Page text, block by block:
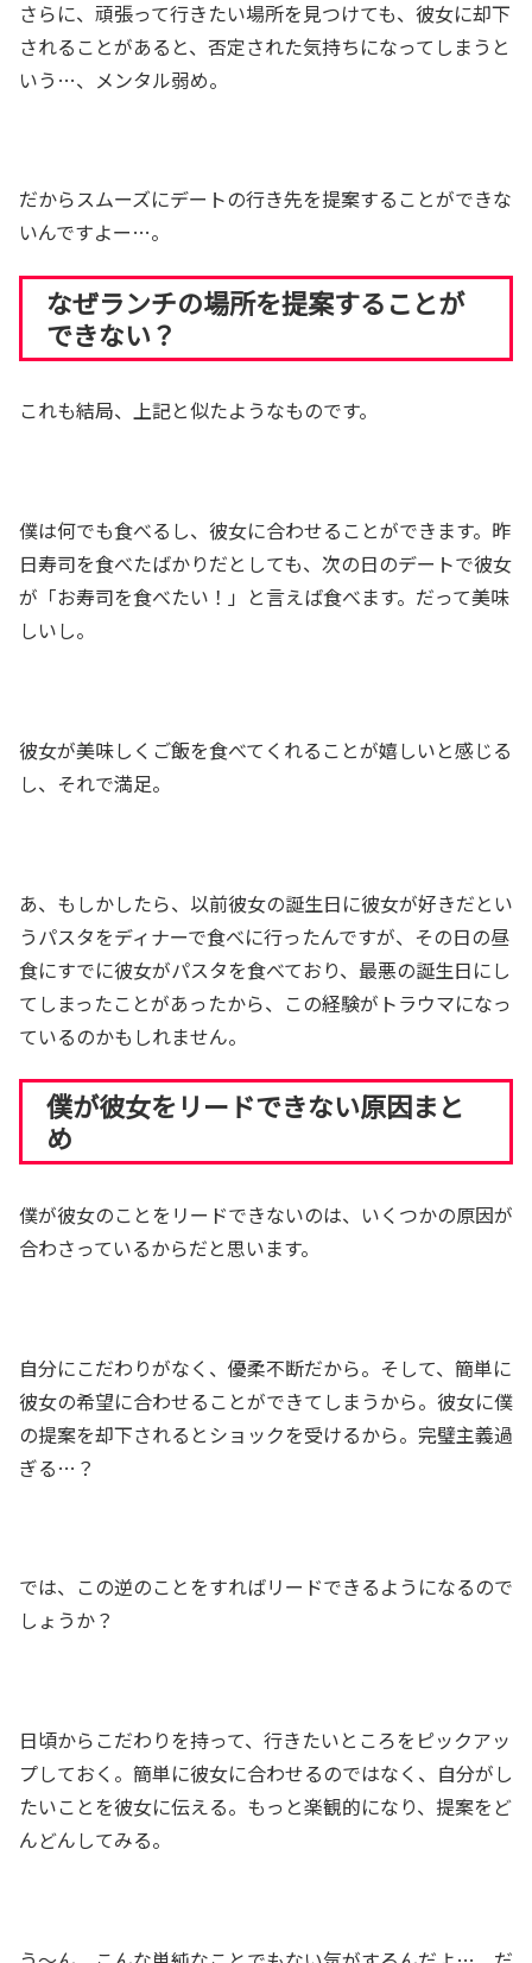
さらに、頑張って行きたい場所を見つけても、彼女に却下
されることがあると、否定された気持ちになってしまうと
いう…、メンタル弱め。
だからスムーズにデートの行き先を提案することができな
いんですよー…。
なぜランチの場所を提案することが
できない？
これも結局、上記と似たようなものです。
僕は何でも食べるし、彼女に合わせることができます。昨
日寿司を食べたばかりだとしても、次の日のデートで彼女
が「お寿司を食べたい！」と言えば食べます。だって美味
しいし。
彼女が美味しくご飯を食べてくれることが嬉しいと感じる
し、それで満足。
あ、もしかしたら、以前彼女の誕生日に彼女が好きだとい
うパスタをディナーで食べに行ったんですが、その日の昼
食にすでに彼女がパスタを食べており、最悪の誕生日にし
てしまったことがあったから、この経験がトラウマになっ
ているのかもしれません。
僕が彼女をリードできない原因まと
め
僕が彼女のことをリードできないのは、いくつかの原因が
合わさっているからだと思います。
自分にこだわりがなく、優柔不断だから。そして、簡単に
彼女の希望に合わせることができてしまうから。彼女に僕
の提案を却下されるとショックを受けるから。完璧主義過
ぎる…？
では、この逆のことをすればリードできるようになるので
しょうか？
日頃からこだわりを持って、行きたいところをピックアッ
プしておく。簡単に彼女に合わせるのではなく、自分がし
たいことを彼女に伝える。もっと楽観的になり、提案をど
んどんしてみる。